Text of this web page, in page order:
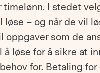
I stedet
løse – og når de vil
oppgaver som de
løse for å sikre at
for. Betaling